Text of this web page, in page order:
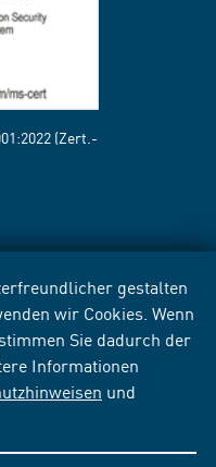
gestalten
wir Cookies. Wenn
Sie dadurch der
Informationen
und
(Zert.-